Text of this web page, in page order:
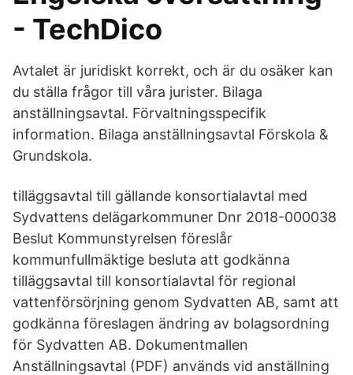
- TechDico
Avtalet är juridiskt korrekt, och är du osäker kan
du ställa frågor till våra jurister. Bilaga
anställningsavtal. Förvaltningsspecifik
information. Bilaga anställningsavtal Förskola &
Grundskola.
tilläggsavtal till gällande konsortialavtal med
Sydvattens delägarkommuner Dnr 2018-000038
Beslut Kommunstyrelsen föreslår
kommunfullmäktige besluta att godkänna
tilläggsavtal till konsortialavtal för regional
vattenförsörjning genom Sydvatten AB, samt att
godkänna föreslagen ändring av bolagsordning
för Sydvatten AB. Dokumentmallen
Anställningsavtal (PDF) används vid anställning